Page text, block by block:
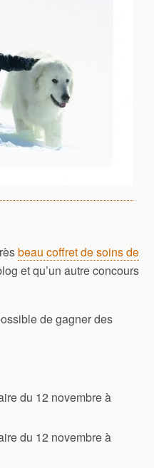
beau coffret de soins de
et qu’un autre concours
de gagner des
du 12 novembre à
du 12 novembre à